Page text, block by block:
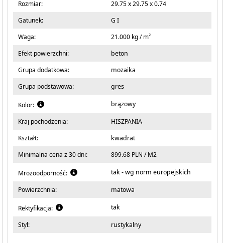
Rozmiar:
29.75 x 29.75 x 0.74
Gatunek:
G I
Waga:
21.000 kg / m2
Efekt powierzchni:
beton
Grupa dodatkowa:
mozaika
Grupa podstawowa:
gres
Kolor: brązowy
Kraj pochodzenia:
HISZPANIA
Kształt:
kwadrat
Minimalna cena z 30 dni:
899.68 PLN / M2
Mrozoodporność: tak - wg norm europejskich
Powierzchnia: matowa
Rektyfikacja: tak
Styl: rustykalny